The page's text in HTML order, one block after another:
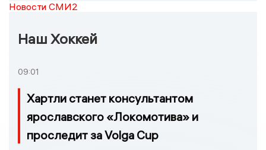
Новости СМИ2
Наш Хоккей
09:01
Хартли станет консультантом
ярославского «Локомотива» и
проследит за Volga Cup